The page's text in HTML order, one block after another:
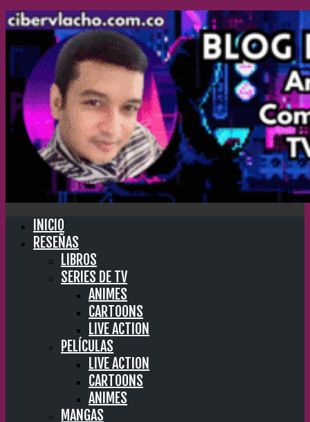
INICIO
RESEÑAS
LIBROS
SERIES DE TV
ANIMES
CARTOONS
LIVE ACTION
PELÍCULAS
LIVE ACTION
CARTOONS
ANIMES
MANGAS